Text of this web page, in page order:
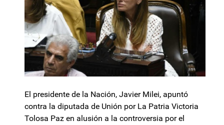
El presidente de la Nación, Javier Milei, apuntó
contra la diputada de Unión por La Patria Victoria
Tolosa Paz en alusión a la controversia por el